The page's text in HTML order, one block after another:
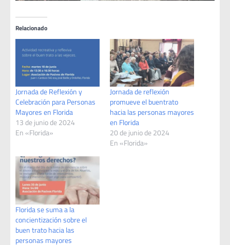
Relacionado
Jornada de Reflexión y
Celebración para Personas
Mayores en Florida
13 de junio de 2024
En «Florida»
Jornada de reflexión
promueve el buentrato
hacia las personas mayores
en Florida
20 de junio de 2024
En «Florida»
Florida se suma a la
concientización sobre el
buen trato hacia las
personas mayores